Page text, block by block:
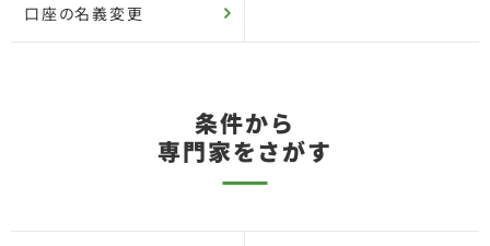
口座の名義変更
条件から
専門家をさがす